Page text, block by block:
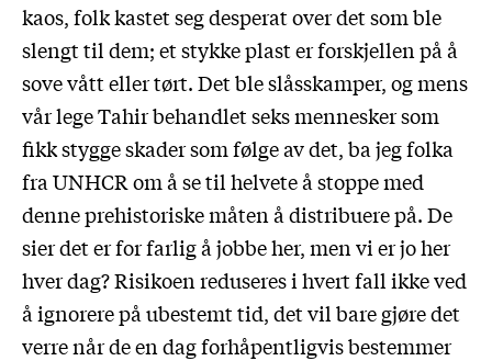
kaos, folk kastet seg desperat over det som ble
slengt til dem; et stykke plast er forskjellen på å
sove vått eller tørt. Det ble slåsskamper, og mens
vår lege Tahir behandlet seks mennesker som
fikk stygge skader som følge av det, ba jeg folka
fra UNHCR om å se til helvete å stoppe med
denne prehistoriske måten å distribuere på. De
sier det er for farlig å jobbe her, men vi er jo her
hver dag? Risikoen reduseres i hvert fall ikke ved
å ignorere på ubestemt tid, det vil bare gjøre det
verre når de en dag forhåpentligvis bestemmer